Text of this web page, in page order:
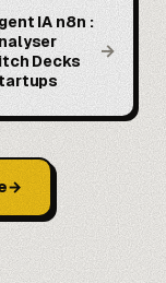
IA n8n :
Decks
→